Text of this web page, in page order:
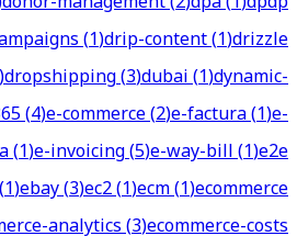
(1)drip-content(1)drizzle
)dropshipping(3)dubai(1)dynamic-
(4)e-commerce(2)e-factura(1)e-
(1)e-invoicing(5)e-way-bill(1)e2e
1)ebay(3)ec2(1)ecm(1)ecommerce
analytics(3)ecommerce-costs